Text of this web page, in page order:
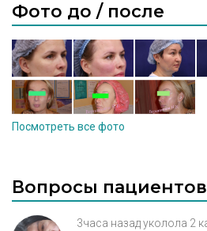
Фото до / после
Посмотреть все фото
Вопросы пациентов
3часа назад уколола 2